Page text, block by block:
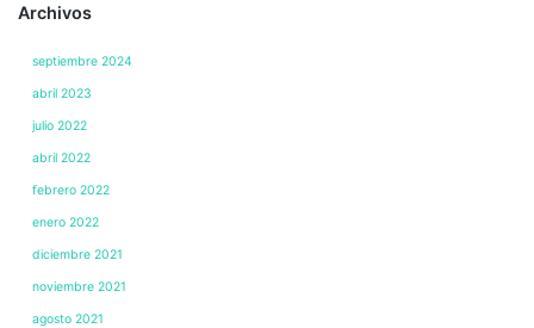
Archivos
septiembre 2024
abril 2023
julio 2022
abril 2022
febrero 2022
enero 2022
diciembre 2021
noviembre 2021
agosto 2021